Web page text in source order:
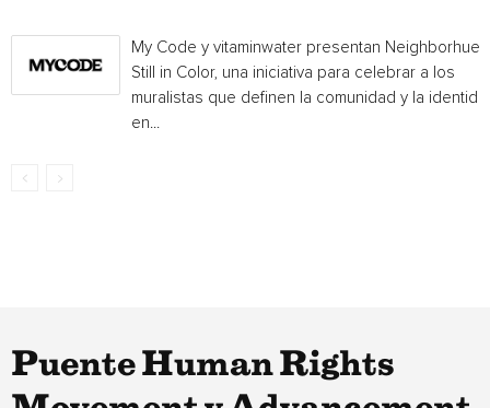
My Code y vitaminwater presentan Neighborhue:
Still in Color, una iniciativa para celebrar a los
muralistas que definen la comunidad y la
en...
Puente Human Rights